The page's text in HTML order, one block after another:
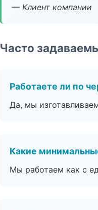
— Клиент компании
Часто
Работаете ли по
Да, мы
Какие
Мы работаем как с